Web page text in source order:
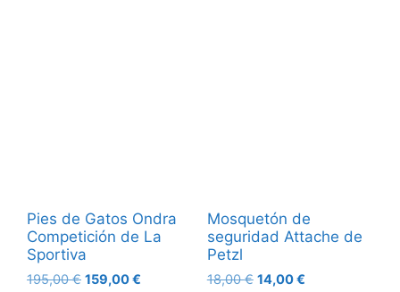
Pies de Gatos Ondra
Competición de La
Sportiva
195,00€ 159,00€
Mosquetón de
seguridad Attache de
Petzl
18,00€ 14,00€